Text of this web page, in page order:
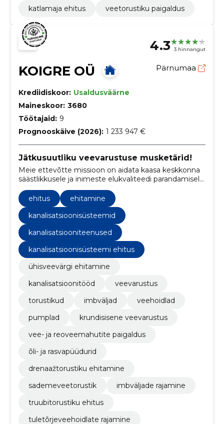
katlamaja ehitus
veetorustiku paigaldus
4.3 3 hinnangut
KOIGRE OÜ Pärnumaa
Krediidiskoor: Usaldusväärne
Maineskoor: 3680
Töötajaid: 9
Prognooskäive (2026): 1 233 947 €
Jätkusuutliku veevarustuse musketärid!
Meie ettevõtte missioon on aidata kaasa keskkonna
säästlikkusele ja inimeste elukvaliteedi parandamisele,
ehitusteenust. Meie meeskond keskendub klientide
vajaduste täitmisele ja jätkusuutlikkusele.
ehitus
ehitamine
kanalisatsioonisüsteemid
kanalisatsiooniteenused
kanalisatsioonisüsteemi ehitus
ühisveevärgi ehitamine
kanalisatsioonitööd
veevarustus
torustikud
imbväljad
veehoidlad
pumplad
krundisisene veevarustus
vee- ja reoveemahutite paigaldus
õli- ja rasvapüüdurid
drenaažtorustiku ehitamine
sademeveetorustik
imbväljade rajamine
truubitorustiku ehitus
tuletõrjeveehoidlate rajamine